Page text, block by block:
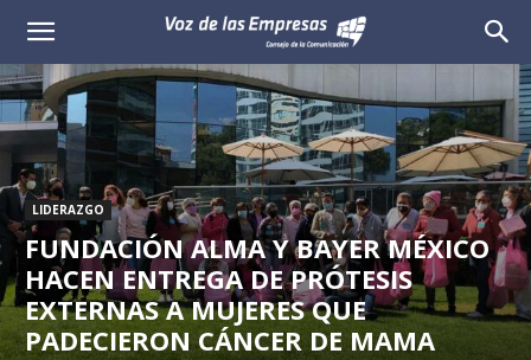
Voz
de
las
Empresas
LIDERAZGO
FUNDACIÓN ALMA Y BAYER MÉXICO
HACEN ENTREGA DE PRÓTESIS
EXTERNAS A MUJERES QUE
PADECIERON CÁNCER DE MAMA